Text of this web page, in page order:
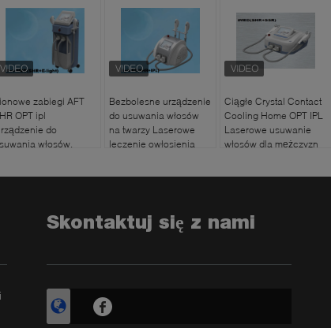
zabiegi AFT
OPT ipl
do
włosów,
Bezbolesne urządzenie
do usuwania włosów
na twarzy Laserowe
leczenie owłosienia
Ciągłe Crystal Contact
Cooling Home OPT IPL
Laserowe usuwanie
włosów dla mężczyzn
Skontaktuj się z nami